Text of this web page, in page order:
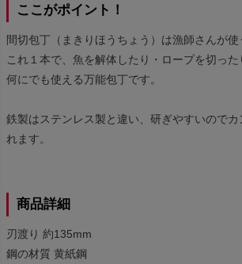
ここがポイント！
間切包丁（まきりほうちょう）は漁師さんが使
これ１本で、魚を解体したり・ロープを切った
何にでも使える万能包丁です。
鉄製はステンレス製と違い、研ぎやすいのでカ
れます。
商品詳細
刃渡り 約135mm
鋼の材質 黄紙鋼